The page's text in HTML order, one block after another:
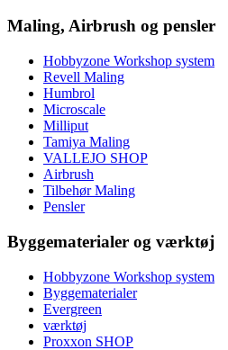
Maling, Airbrush og pensler
Hobbyzone Workshop system
Revell Maling
Humbrol
Microscale
Milliput
Tamiya Maling
VALLEJO SHOP
Airbrush
Tilbehør Maling
Pensler
Byggematerialer og værktøj
Hobbyzone Workshop system
Byggematerialer
Evergreen
værktøj
Proxxon SHOP